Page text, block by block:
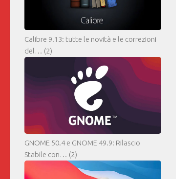
Calibre 9.13: tutte le novità e le correzioni
del… (2)
GNOME 50.4 e GNOME 49.9: Rilascio
Stabile con… (2)